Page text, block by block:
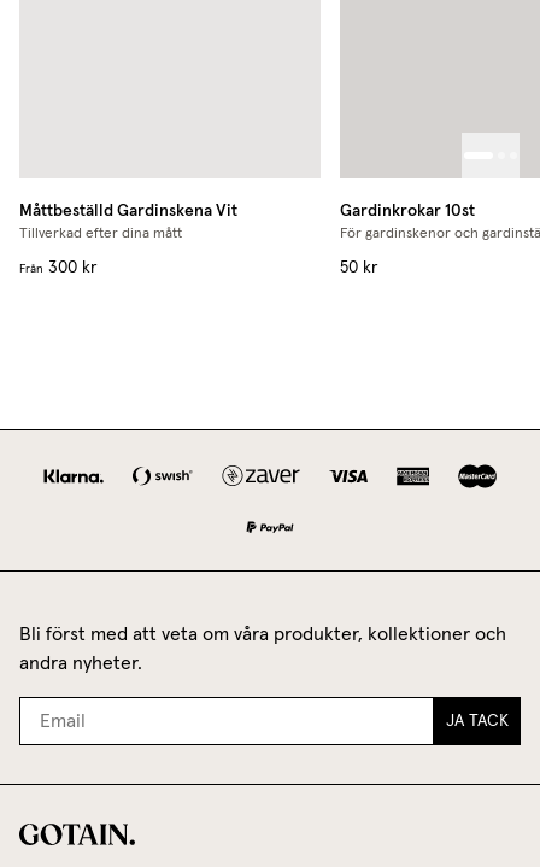
Måttbeställd GardinskenaVit
Tillverkad efter dina mått
Från 300 kr
Gardinkrokar 10st
För gardinskenor och
50 kr
Bli först med att veta om våra produkter, kollektioner och
andra nyheter.
JA TACK